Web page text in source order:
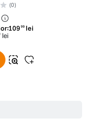
(0)
109 99 lei
lei